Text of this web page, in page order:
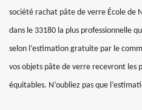
société rachat pâte de verre École de
dans le 33180 la plus professionnelle
selon l’estimation gratuite par le
vos objets pâte de verre recevront les
équitables. N’oubliez pas que